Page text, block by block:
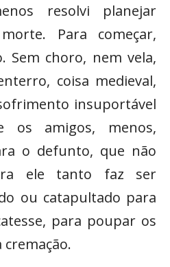
resolvi planejar
Para começar,
Sem choro, nem vela,
coisa medieval,
insuportável
amigos, menos,
o defunto, que não
ele tanto faz ser
ou catapultado para
para poupar os
cremação.